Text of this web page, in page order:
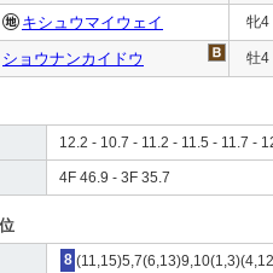
キシュウマイウェイ 牝4
ショウナンカイドウ 牡4
12.2 - 10.7 - 11.2 - 11.5 - 11.7 -
4F 46.9 - 3F 35.7
8